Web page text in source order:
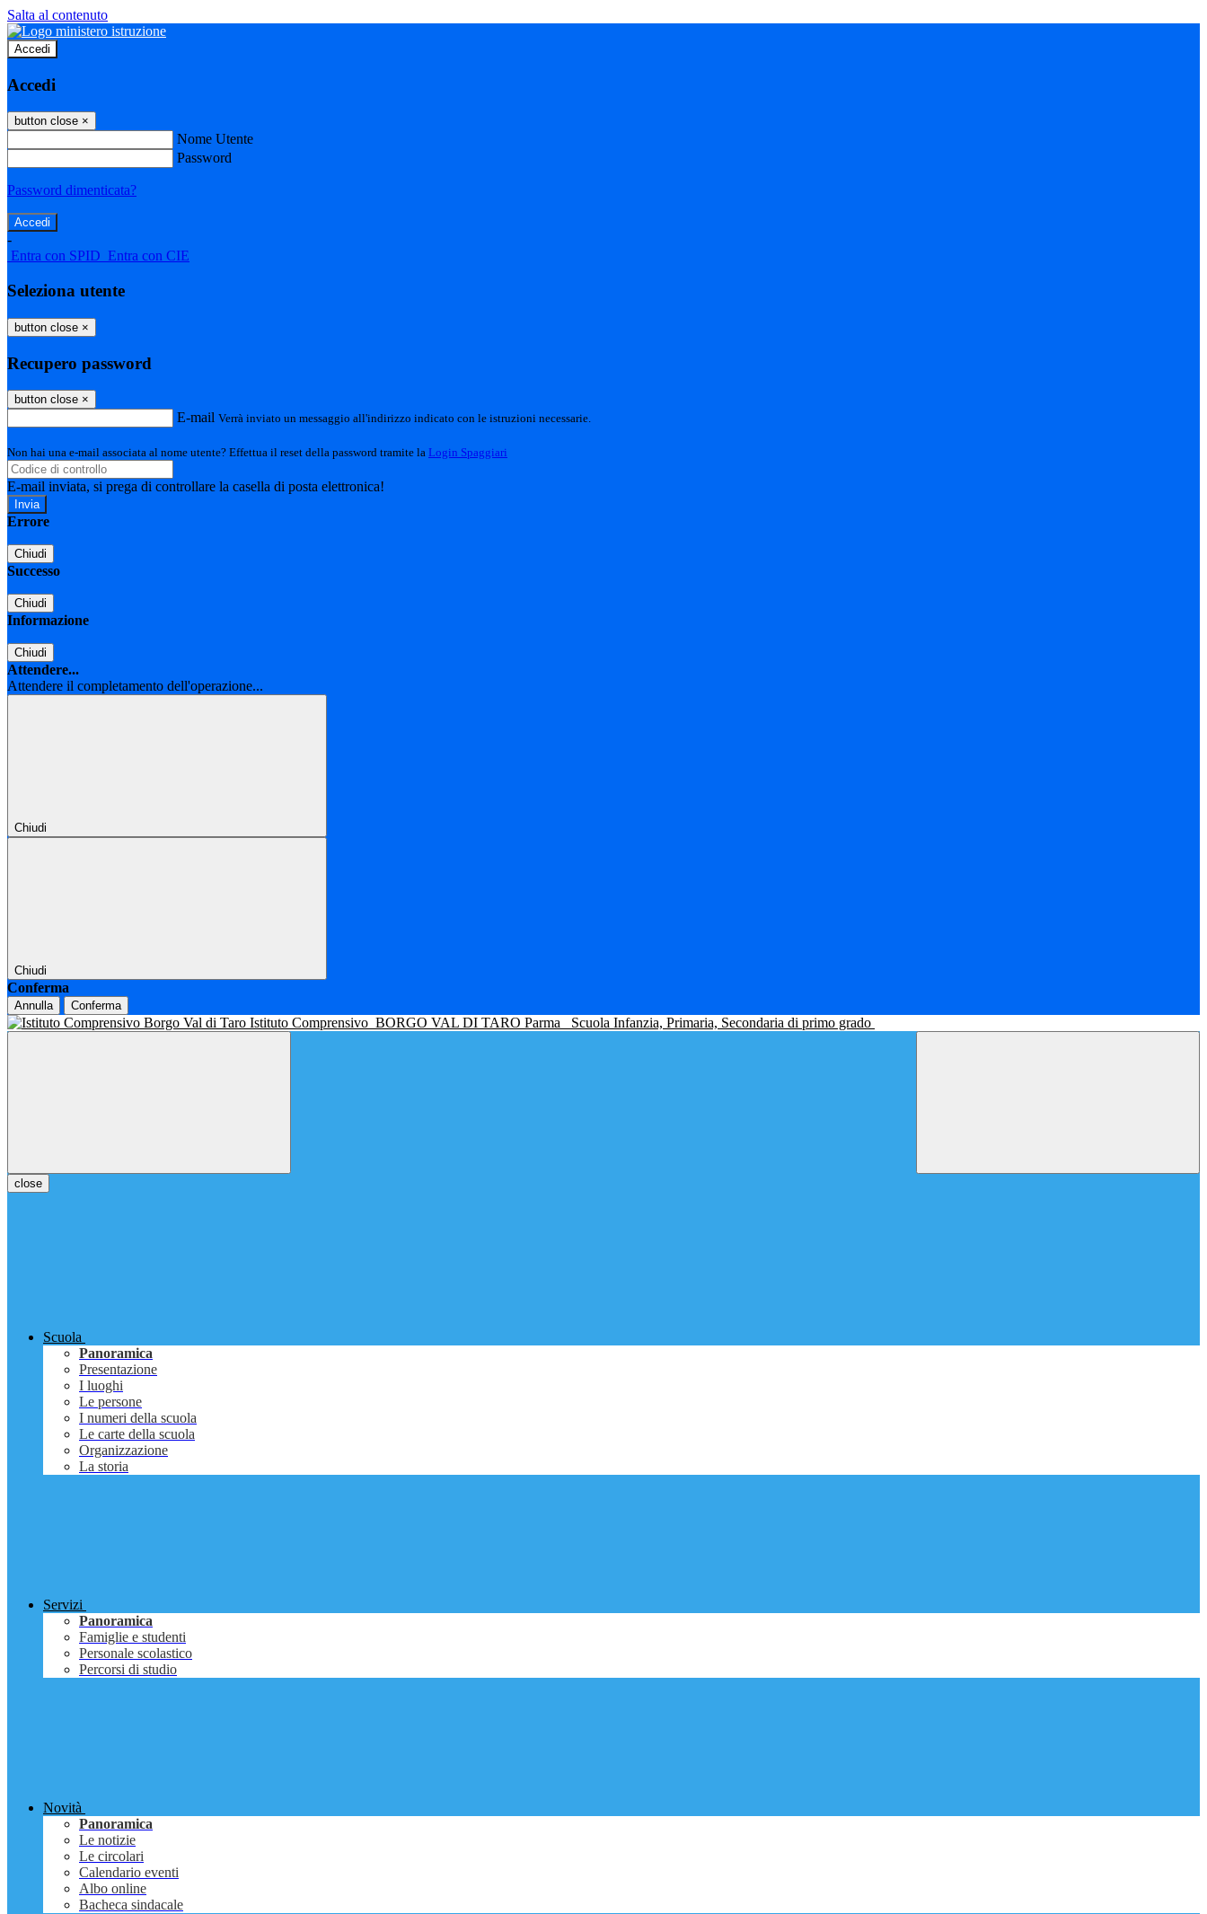
Salta al contenuto
Accedi
Accedi
button close ×
Nome Utente
Password
Password dimenticata?
-
Entra con SPID Entra con CIE
Seleziona utente
button close ×
Recupero password
button close ×
E-mail Verrà inviato un messaggio all'indirizzo indicato con le istruzioni necessarie.
Non hai una e-mail associata al nome utente? Effettua il reset della password tramite la Login Spaggiari
E-mail inviata, si prega di controllare la casella di posta elettronica!
Errore
Chiudi
Successo
Chiudi
Informazione
Chiudi
Attendere...
Attendere il completamento dell'operazione...
Chiudi
Chiudi
Conferma
Annulla Conferma
Istituto Comprensivo BORGO VAL DI TARO Parma Scuola Infanzia, Primaria, Secondaria di primo grado
close
Scuola
Panoramica
Presentazione
I luoghi
Le persone
I numeri della scuola
Le carte della scuola
Organizzazione
La storia
Servizi
Panoramica
Famiglie e studenti
Personale scolastico
Percorsi di studio
Novità
Panoramica
Le notizie
Le circolari
Calendario eventi
Albo online
Bacheca sindacale